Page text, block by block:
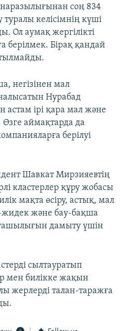
соң 834
туралы келісімнің күші
Ол аумақ жергілікті
Бірақ қандай
негізінен мал
Нурабад
ірі қара мал және
аймақтарда да
берілуі
Шавкат Мирзияевтің
кластерлер құру жобасы
мақта өсіру, астық, мал
және бау-бақша
дамыту үшін
сылтауратып
мен билікке жақын
жерлерді талан-таражға